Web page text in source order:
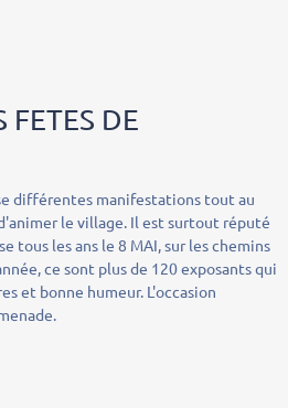
FETES DE
différentes manifestations tout au
le village. Il est surtout réputé
tous les ans le 8 MAI, sur les chemins
ce sont plus de 120 exposants qui
et bonne humeur. L'occasion